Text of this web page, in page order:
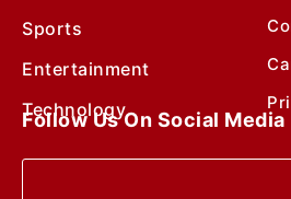
Sports
Entertainment
Technology
Follow Us On Social Media